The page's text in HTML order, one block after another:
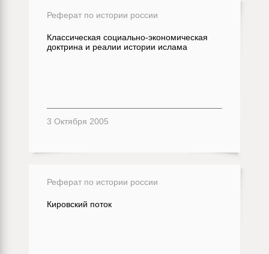
Реферат по истории россии
Классическая социально-экономическая
доктрина и реалии истории ислама
3 Октября 2005
Реферат по истории россии
Кировский поток